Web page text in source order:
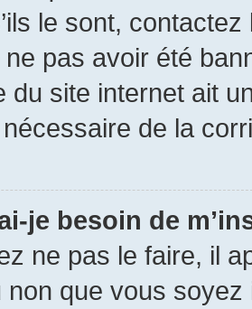
le sont,
pas avoir été
du site internet ait
nécessaire de la
je besoin de
ne pas le faire, il
non que vous